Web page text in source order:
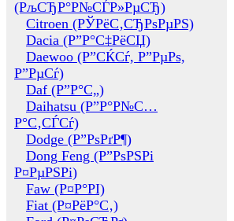
(РљСЂР°Р№СЃР»РµСЂ)
Citroen (РЎРёС‚СЂРѕРµРЅ)
Dacia (Р”Р°С‡РёСЏ)
Daewoo (Р”СЌСѓ, Р”РµРѕ,
Р”РµСѓ)
Daf (Р”Р°С„)
Daihatsu (Р”Р°Р№С…
Р°С‚СЃСѓ)
Dodge (Р”РѕРґР¶)
Dong Feng (Р”РѕРЅРі
Р¤РµРЅРі)
Faw (Р¤Р°РІ)
Fiat (Р¤РёР°С‚)